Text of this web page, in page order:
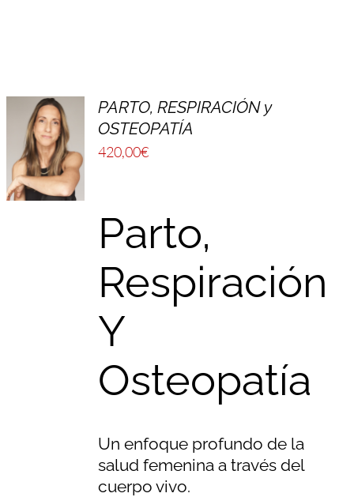
PARTO, RESPIRACIÓN y
OSTEOPATÍA
420,00€
Parto,
Respiración
Y
Osteopatía
Un enfoque profundo de la
salud femenina a través del
cuerpo vivo.